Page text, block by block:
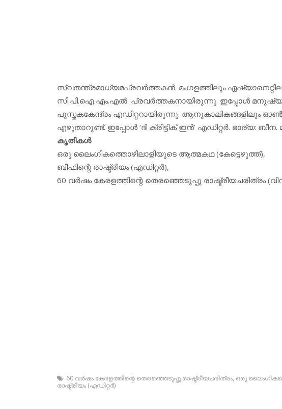
സ്വതന്ത്രമാധ്യമപ്രവര്‍ത്തകന്‍. മംഗളത്തിലും
സി.പി.ഐ.എം.എല്‍. പ്രവര്‍ത്തകനായിരുന്നു. ഇപ്പോള്‍
പുസ്തകകേന്ദ്രം എഡിറ്ററായിരുന്നു. ആനുകാലികങ്ങളിലും
എഴുതാറുണ്ട്. ഇപ്പോള്‍ ‘ദി ക്രിട്ടിക് ഇന്‍’ എഡിറ്റര്‍. ഭാര്യ:
കൃതികള്‍
ഒരു ലൈംഗികത്തൊഴിലാളിയുടെ ആത്മകഥ (കേട്ടെഴുത്ത്),
ബീഫിന്റെ രാഷ്ട്രീയം (എഡിറ്റര്‍),
60 വര്‍ഷം കേരളത്തിന്റെ തെരഞ്ഞെടുപ്പു രാഷ്ട്രീയചരിത്രം
60 വര്‍ഷം കേരളത്തിന്റെ തെരഞ്ഞെടുപ്പു രാഷ്ട്രീയചരിത്രം, ഒരു
രാഷ്ട്രീയം (എഡിറ്റര്‍)